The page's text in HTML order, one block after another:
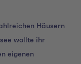
Häusern
wollte ihr
eigenen